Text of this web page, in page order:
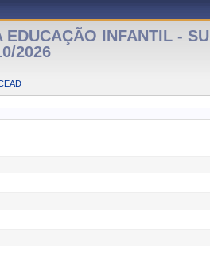
EDUCAÇÃO INFANTIL -
2026